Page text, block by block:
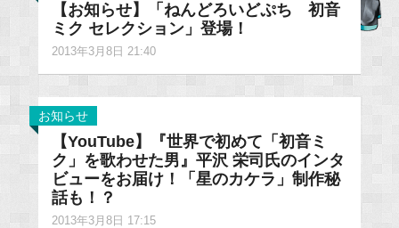
【お知らせ】「ねんどろいどぷち 初音
ミク セレクション」登場！
2013年3月8日 21:40
お知らせ
【YouTube】『世界で初めて「初音ミ
ク」を歌わせた男』平沢 栄司氏のインタ
ビューをお届け！「星のカケラ」制作秘
話も！？
2013年3月8日 17:15